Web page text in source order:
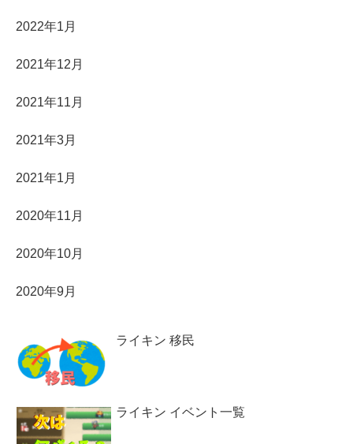
2022年1月
2021年12月
2021年11月
2021年3月
2021年1月
2020年11月
2020年10月
2020年9月
ライキン 移民
ライキン イベント一覧